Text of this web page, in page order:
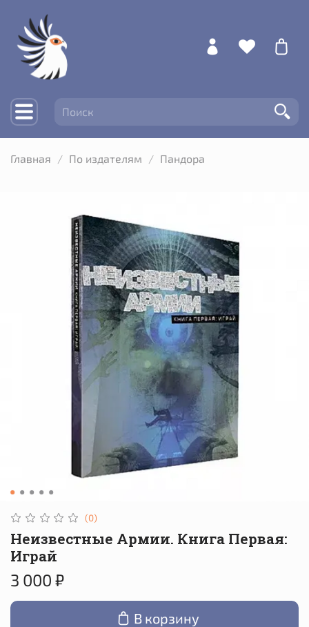
Главная По издателям Пандора
(0)
Неизвестные Армии. Книга Первая:
Играй
3 000 ₽
В корзину